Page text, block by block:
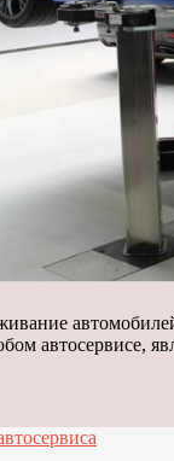
автосервисе,